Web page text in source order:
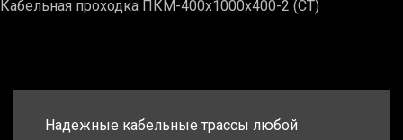
Кабельная проходка ПКМ-400х1000х400-2 (СТ)
Надежные кабельные трассы любой